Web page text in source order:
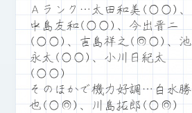
Ａランク…太田和美(○○)、
中島友和(○○)、今出晋二
(○○)、吉島祥之(◎○)、池
永太(○○)、小川日紀太
(○○)
そのほかで機力好調…白水勝
也(○◎)、川島拓郎(○◎)